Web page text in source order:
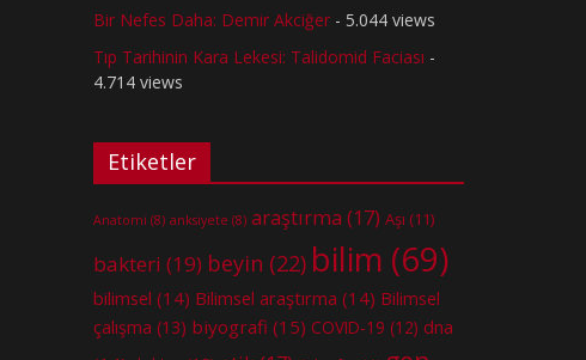
Bir Nefes Daha: Demir Akciğer - 5.044 views
Tıp Tarihinin Kara Lekesi: Talidomid Faciası -
4.714 views
Etiketler
Anatomi (8) anksiyete (8) araştırma (17) Aşı (11)
bakteri (19) beyin (22) bilim (69)
bilimsel (14) Bilimsel araştırma (14) Bilimsel
çalışma (13) biyografi (15) COVID-19 (12) dna